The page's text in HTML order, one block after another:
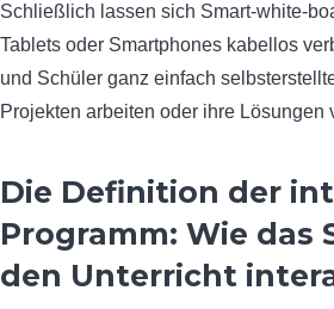
Schließlich lassen sich Smart-white-
Tablets oder Smartphones kabellos
und Schüler ganz einfach
Projekten arbeiten oder ihre Lösungen
Die Definition der
Programm: Wie
den Unterricht